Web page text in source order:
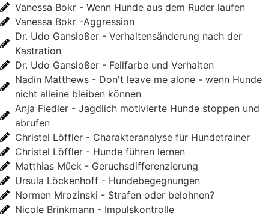
Vanessa Bokr - Wenn Hunde aus dem Ruder laufen
Vanessa Bokr -Aggression
Dr. Udo Gansloßer - Verhaltensänderung nach der
Kastration
Dr. Udo Gansloßer - Fellfarbe und Verhalten
Nadin Matthews - Don't leave me alone - wenn Hunde
nicht alleine bleiben können
Anja Fiedler - Jagdlich motivierte Hunde stoppen und
abrufen
Christel Löffler - Charakteranalyse für Hundetrainer
Christel Löffler - Hunde führen lernen
Matthias Mück - Geruchsdifferenzierung
Ursula Löckenhoff - Hundebegegnungen
Normen Mrozinski - Strafen oder belohnen?
Nicole Brinkmann - Impulskontrolle